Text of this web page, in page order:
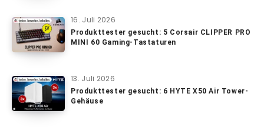
16. Juli 2026
Produkttester gesucht: 5 Corsair CLIPPER PRO
MINI 60 Gaming-Tastaturen
13. Juli 2026
Produkttester gesucht: 6 HYTE X50 Air Tower-
Gehäuse